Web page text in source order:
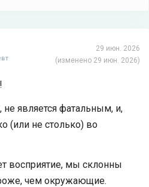
29 июн. 2026
(изменено 29 июн. 2026)
является фатальным, и,
(или не столько) во
восприятие, мы склонны
чем окружающие.